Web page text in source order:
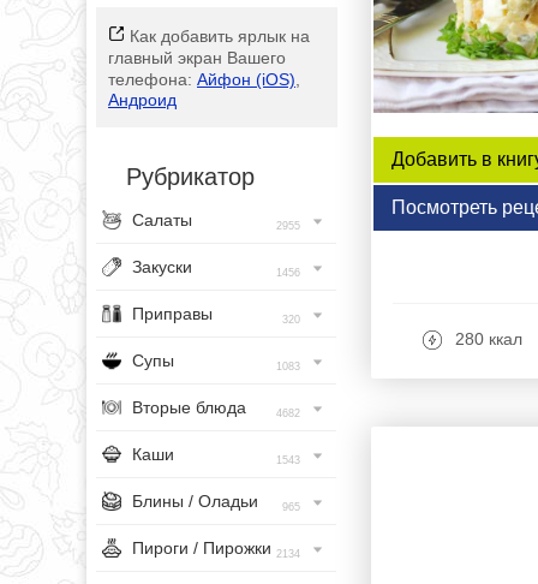
Как добавить ярлык на
главный экран Вашего
телефона: Айфон (iOS)
Андроид
Рубрикатор
Салаты 2955
Закуски 1456
Приправы 320
Супы 1083
Вторые блюда 4682
Каши 1543
Блины / Оладьи 965
Пироги / Пирожки 2134
Добавить в
Посмотреть
280 ккал